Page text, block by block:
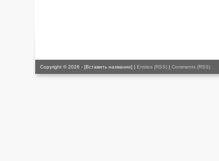
Copyright © 2026 - [Вставить название] | Entries (RSS)| Comments (RSS)